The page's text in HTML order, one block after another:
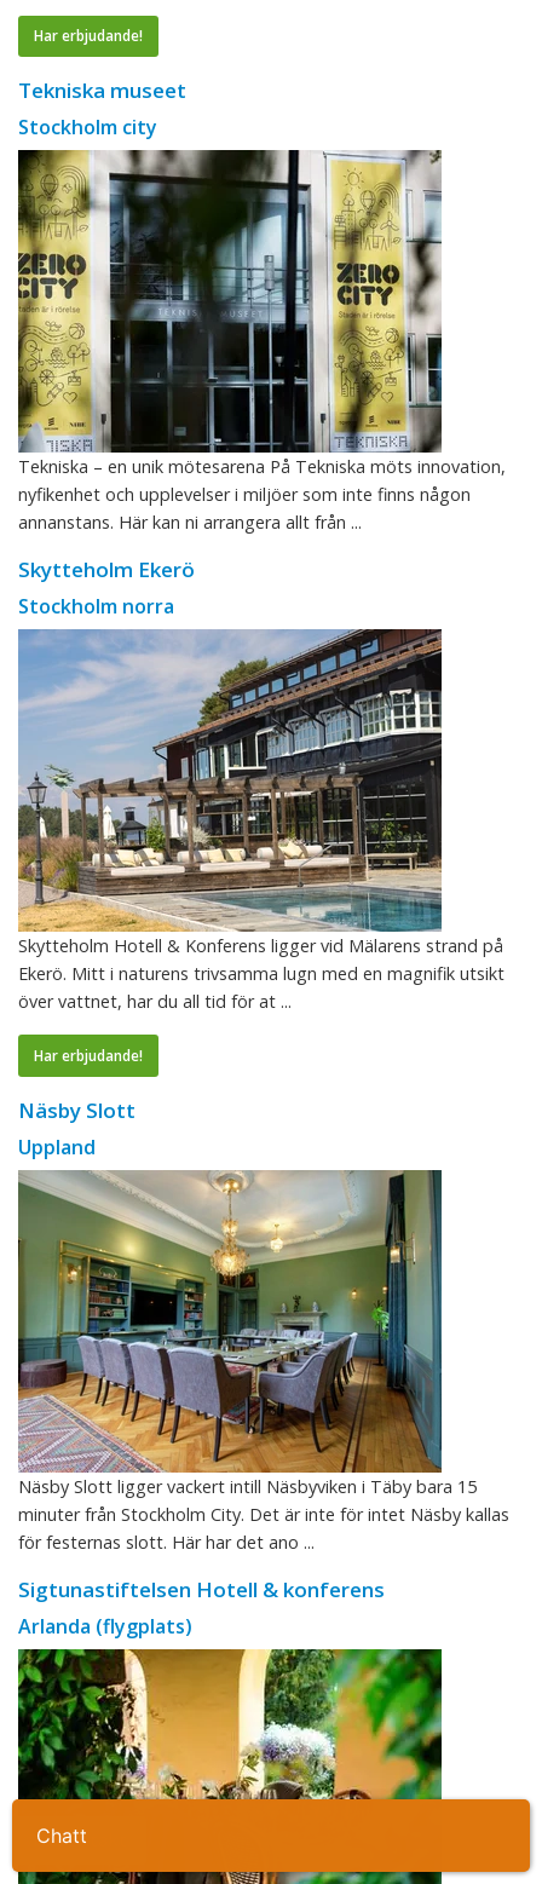
Ta kontakt
Har erbjudande!
Tekniska museet
Stockholm city
Tekniska – en unik mötesarena På Tekniska möts innovation,
nyfikenhet och upplevelser i miljöer som inte finns någon
annanstans. Här kan ni arrangera allt från ...
Skytteholm Ekerö
Stockholm norra
Skytteholm Hotell & Konferens ligger vid Mälarens strand på
Ekerö. Mitt i naturens trivsamma lugn med en magnifik utsikt
över vattnet, har du all tid för at ...
Har erbjudande!
Näsby Slott
Uppland
Näsby Slott ligger vackert intill Näsbyviken i Täby bara 15
minuter från Stockholm City. Det är inte för intet Näsby kallas
för festernas slott. Här har det ano ...
Sigtunastiftelsen Hotell & konferens
Arlanda (flygplats)